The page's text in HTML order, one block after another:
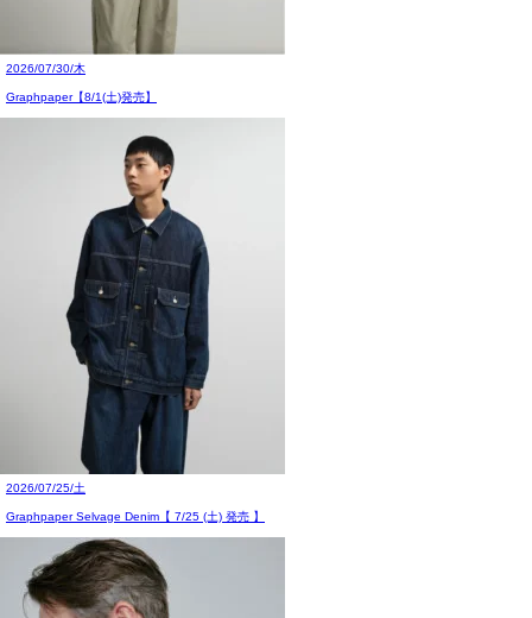
2026/07/30/木
Graphpaper【8/1(土)発売】
2026/07/25/土
Graphpaper Selvage Denim【 7/25 (土) 発売 】